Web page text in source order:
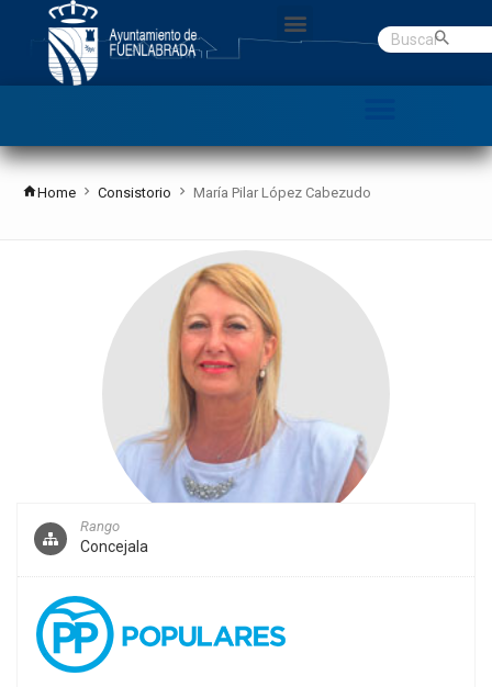
Home Consistorio María Pilar López Cabezudo
Rango
Concejala